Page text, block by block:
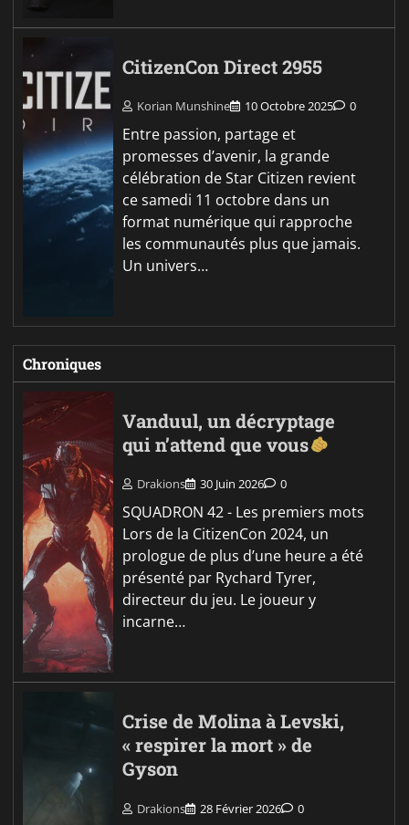
CitizenCon Direct 2955
Korian Munshine 10 Octobre 2025 0
Entre passion, partage et
promesses d’avenir, la grande
célébration de Star Citizen revient
ce samedi 11 octobre dans un
format numérique qui rapproche
les communautés plus que jamais.
Un univers…
Chroniques
Vanduul, un décryptage
qui n’attend que vous
Drakions 30 Juin 2026 0
SQUADRON 42 - Les premiers mots
Lors de la CitizenCon 2024, un
prologue de plus d’une heure a été
présenté par Rychard Tyrer,
directeur du jeu. Le joueur y
incarne…
Crise de Molina à Levski,
« respirer la mort » de
Gyson
Drakions 28 Février 2026 0